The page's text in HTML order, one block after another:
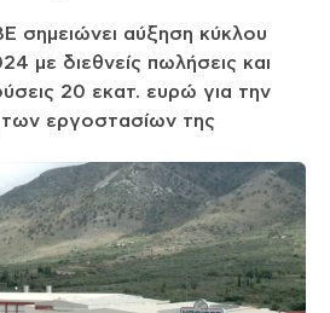
σημειώνει αύξηση κύκλου
με διεθνείς πωλήσεις και
20 εκατ. ευρώ για την
εργοστασίων της